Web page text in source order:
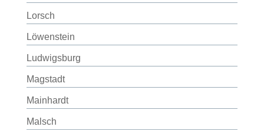
Lorsch
Löwenstein
Ludwigsburg
Magstadt
Mainhardt
Malsch